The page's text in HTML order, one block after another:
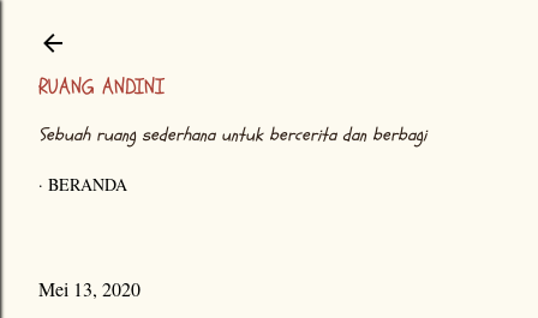
RUANG ANDINI
Sebuah ruang sederhana untuk bercerita dan berbagi
BERANDA
Mei 13, 2020